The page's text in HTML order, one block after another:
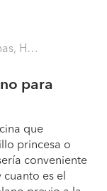
- Quillota)
para
que
princesa o
conveniente
es el